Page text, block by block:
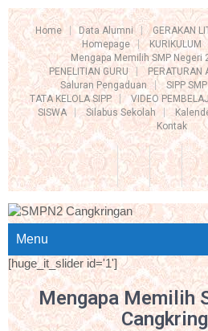
Home Data Alumni
GERAKAN
Homepage
KURIKULUM
Mengapa Memilih SMP Negeri
PENELITIAN GURU
PERATURAN
Saluran Pengaduan
SIPP
TATA KELOLA SIPP
VIDEO
SISWA
Silabus Sekolah
Kontak
Menu
[huge_it_slider id='1']
Mengapa Memilih